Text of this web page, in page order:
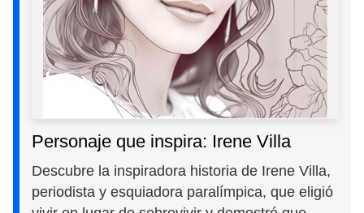
Personaje que inspira: Irene Villa
Descubre la inspiradora historia de Irene Villa,
periodista y esquiadora paralímpica, que eligió